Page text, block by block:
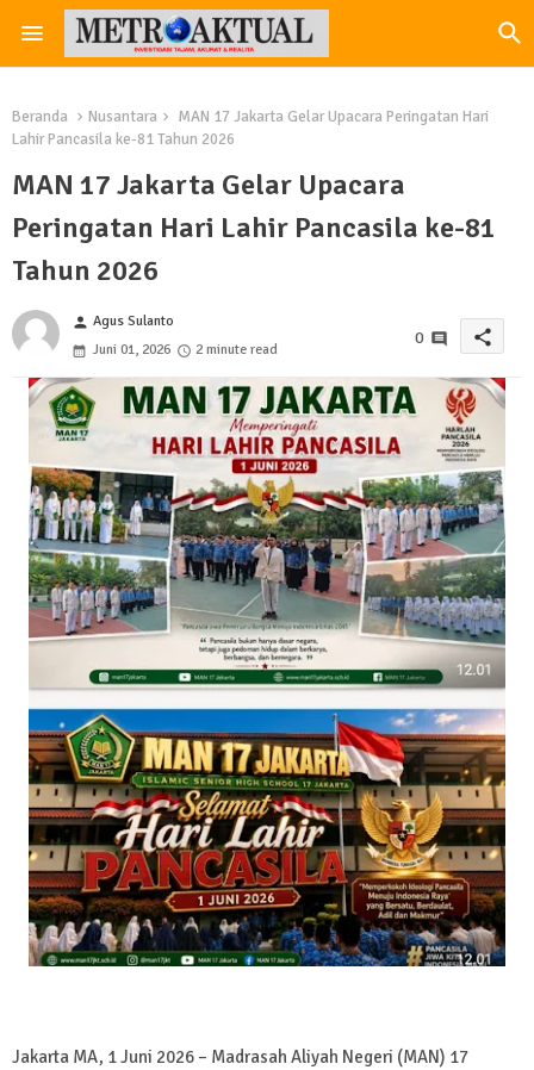
Beranda Nusantara
MAN 17 Jakarta Gelar Upacara Peringatan Hari
Lahir Pancasila ke-81 Tahun 2026
MAN 17 Jakarta Gelar Upacara
Peringatan Hari Lahir Pancasila ke-81
Tahun 2026
person Agus Sulanto
Juni 01, 2026
2 minute read
0 share
Jakarta MA, 1 Juni 2026 – Madrasah Aliyah Negeri (MAN) 17